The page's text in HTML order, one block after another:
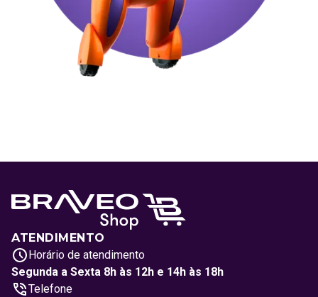
ATENDIMENTO
Horário de atendimento
Segunda a Sexta 8h às 12h e 14h às 18h
Telefone